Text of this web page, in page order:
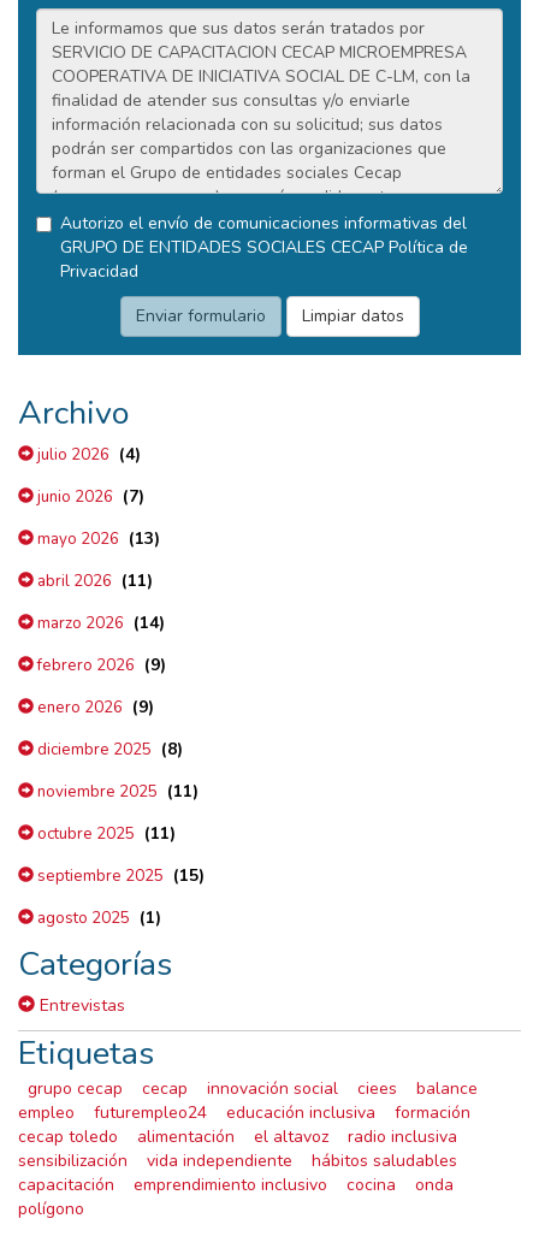
Autorizo el envío de comunicaciones informativas del
GRUPO DE ENTIDADES SOCIALES CECAP Política de
Privacidad
Archivo
julio 2026 (4)
junio 2026 (7)
mayo 2026 (13)
abril 2026 (11)
marzo 2026 (14)
febrero 2026 (9)
enero 2026 (9)
diciembre 2025 (8)
noviembre 2025 (11)
octubre 2025 (11)
septiembre 2025 (15)
agosto 2025 (1)
Categorías
Entrevistas
Etiquetas
grupo cecap cecap innovación social ciees
balance
empleo
futurempleo24 educación inclusiva
formación
cecap toledo
alimentación el altavoz
radio inclusiva
sensibilización
vida independiente
hábitos saludables
capacitación
emprendimiento inclusivo cocina
onda
polígono